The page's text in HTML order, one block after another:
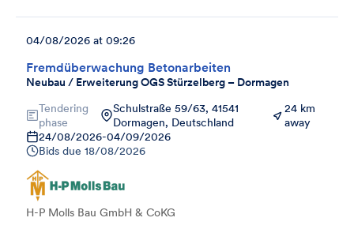
Fremdüberwachung Betonarbeiten
Neubau / Erweiterung OGS Stürzelberg – Dormagen
04/08/2026 at 09:26
Tendering
phase
Schulstraße 59/63, 41541
Dormagen, Deutschland
24 km
away
24/08/2026-04/09/2026
Bids due 18/08/2026
H-P Molls Bau GmbH & CoKG